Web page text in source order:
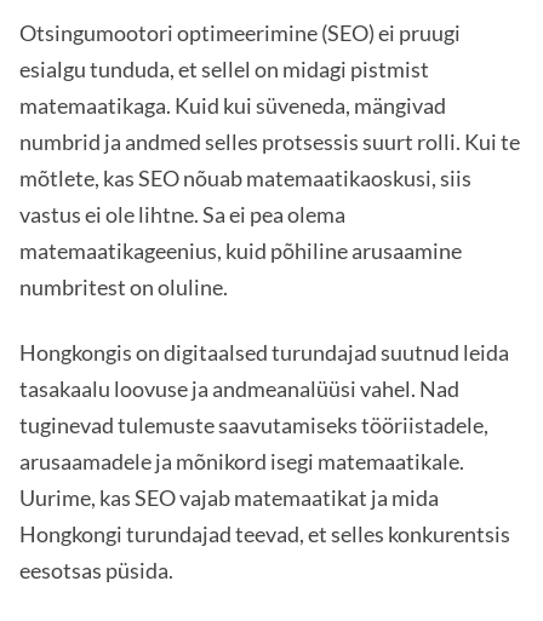
Otsingumootori optimeerimine (SEO) ei pruugi
esialgu tunduda, et sellel on midagi pistmist
matemaatikaga. Kuid kui süveneda, mängivad
numbrid ja andmed selles protsessis suurt rolli. Kui te
mõtlete, kas SEO nõuab matemaatikaoskusi, siis
vastus ei ole lihtne. Sa ei pea olema
matemaatikageenius, kuid põhiline arusaamine
numbritest on oluline.
Hongkongis on digitaalsed turundajad suutnud leida
tasakaalu loovuse ja andmeanalüüsi vahel. Nad
tuginevad tulemuste saavutamiseks tööriistadele,
arusaamadele ja mõnikord isegi matemaatikale.
Uurime, kas SEO vajab matemaatikat ja mida
Hongkongi turundajad teevad, et selles konkurentsis
eesotsas püsida.